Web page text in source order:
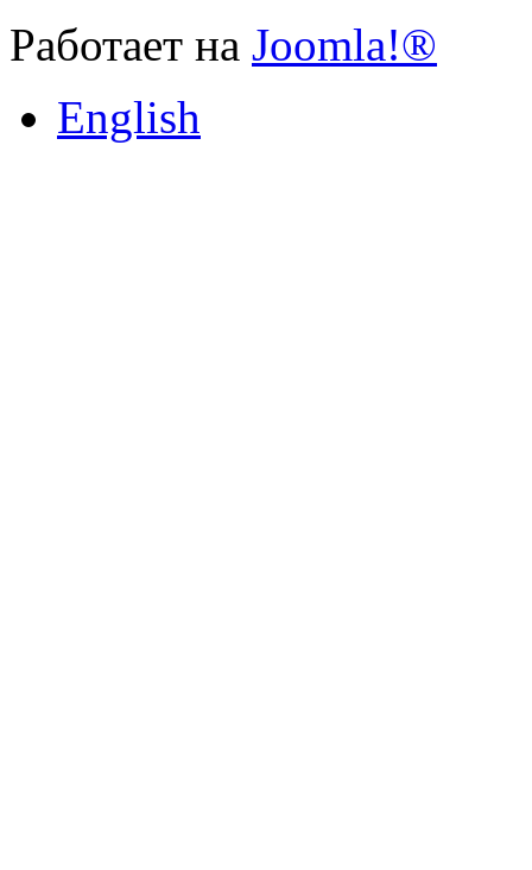
Работает на Joomla!®
English